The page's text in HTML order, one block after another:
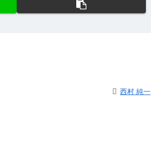
西村 純一